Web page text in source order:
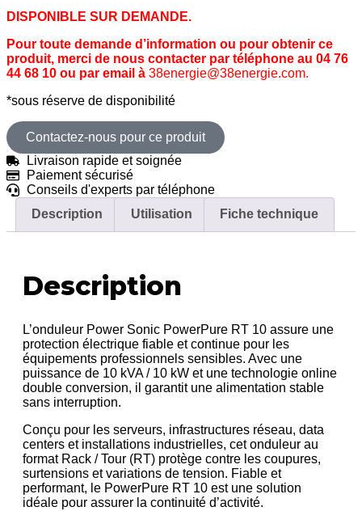
DISPONIBLE SUR DEMANDE.
Pour toute demande d’information ou pour obtenir ce
produit, merci de nous contacter par téléphone au 04 76
44 68 10 ou par email à 38energie@38energie.com.
*sous réserve de disponibilité
Contactez-nous pour ce produit
Livraison rapide et soignée
Paiement sécurisé
Conseils d'experts par téléphone
Description
Utilisation Fiche technique
Description
L’onduleur Power Sonic PowerPure RT 10 assure une
protection électrique fiable et continue pour les
équipements professionnels sensibles. Avec une
puissance de 10 kVA / 10 kW et une technologie online
double conversion, il garantit une alimentation stable
sans interruption.
Conçu pour les serveurs, infrastructures réseau, data
centers et installations industrielles, cet onduleur au
format Rack / Tour (RT) protège contre les coupures,
surtensions et variations de tension. Fiable et
performant, le PowerPure RT 10 est une solution
idéale pour assurer la continuité d’activité.